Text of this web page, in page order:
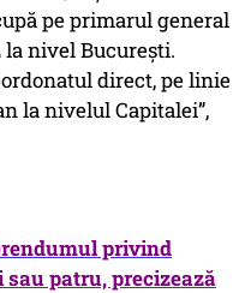
pe primarul general
nivel Bucureşti.
direct, pe linie
la nivelul Capitalei”,
privind
sau patru, precizează